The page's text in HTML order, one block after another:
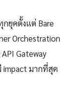
ยุคตั้งแต่ Bare
Orchestration
Gateway
impact มากที่สุด